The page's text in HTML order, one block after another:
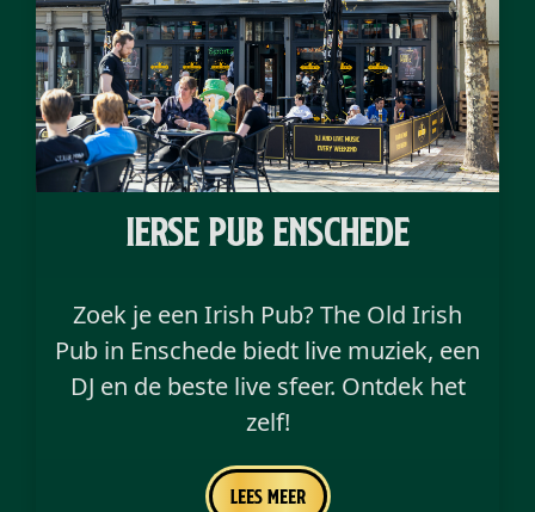
ierse pub enschede
Zoek je een Irish Pub? The Old Irish
Pub in Enschede biedt live muziek, een
DJ en de beste live sfeer. Ontdek het
zelf!
Lees meer